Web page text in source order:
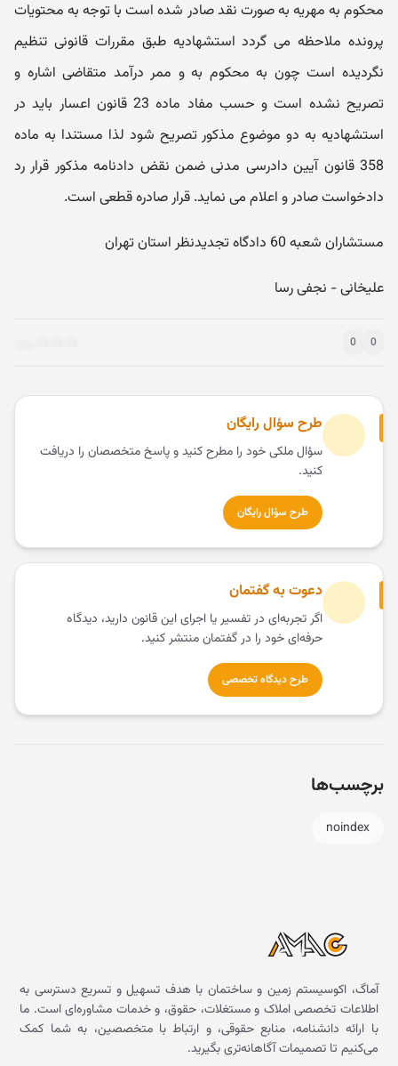
محکوم ‬به مهریه به صورت نقد صادر شده است با توجه به محتویات
پرونده ملاحظه می گردد استشهادیه طبق مقررات قانونی تنظیم
نگردیده است چون به محکوم‬ به و ممر درآمد متقاضی اشاره و
تصریح نشده است و حسب مفاد ماده 23 قانون اعسار باید در
استشهادیه به دو موضوع مذکور تصریح شود لذا مستندا به ماده
358 قانون آیین دادرسی مدنی ضمن نقض دادنامه مذکور قرار رد
دادخواست صادر و اعلام می نماید. قرار صادره قطعی است.
مستشاران شعبه 60 دادگاه تجدیدنظر استان تهران
علیخانی - نجفی رسا
0
0
طرح سؤال رایگان
سؤال ملکی خود را مطرح کنید و پاسخ متخصصان را دریافت
کنید.
طرح سؤال رایگان
دعوت به گفتمان
اگر تجربه‌ای در تفسیر یا اجرای این قانون دارید، دیدگاه
حرفه‌ای خود را در گفتمان منتشر کنید.
طرح دیدگاه تخصصی
برچسب‌ها
noindex
آماگ، اکوسیستم زمین و ساختمان با هدف تسهیل و تسریع دسترسی به
اطلاعات تخصصی املاک و مستغلات، حقوق، و خدمات مشاوره‌ای است. ما
با ارائه دانشنامه، منابع حقوقی، و ارتباط با متخصصین، به شما کمک
می‌کنیم تا تصمیمات آگاهانه‌تری بگیرید.